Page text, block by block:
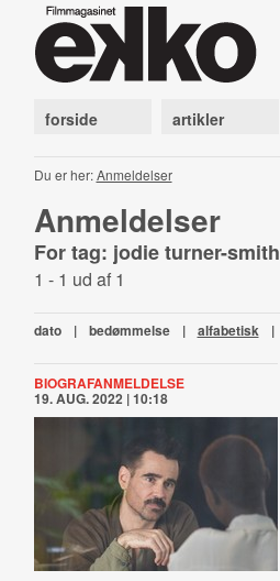
forside artikler
Du er her:Anmeldelser
Anmeldelser
For tag: jodie turner-smith
1 - 1 ud af 1
dato | bedømmelse | alfabetisk |
BIOGRAFANMELDELSE
19. AUG. 2022 | 10:18